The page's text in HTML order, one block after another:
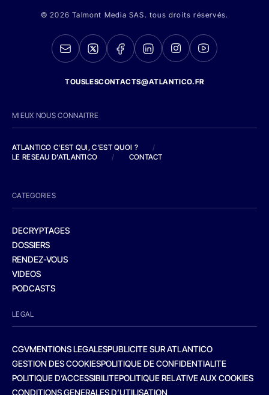
© 2026 Talmont Media SAS. tous droits réservés.
TOUSLESCONTACTS@ATLANTICO.FR
MIEUX NOUS CONNAITRE
ATLANTICO C'EST QUI, C'EST QUOI ?
/
LE RESEAU D'ATLANTICO
/ CONTACT
CATEGORIES
DECRYPTAGES
DOSSIERS
RENDEZ-VOUS
VIDEOS
PODCASTS
LEGAL
CGVMENTIONS LEGALESPUBLICITE SUR ATLANTICO
GESTION DES COOKIESPOLITIQUE DE CONFIDENTIALITE
POLITIQUE D’ACCESSIBILITEPOLITIQUE RELATIVE AUX COOKIES
CONDITIONS GENERALES D’UTILISATION